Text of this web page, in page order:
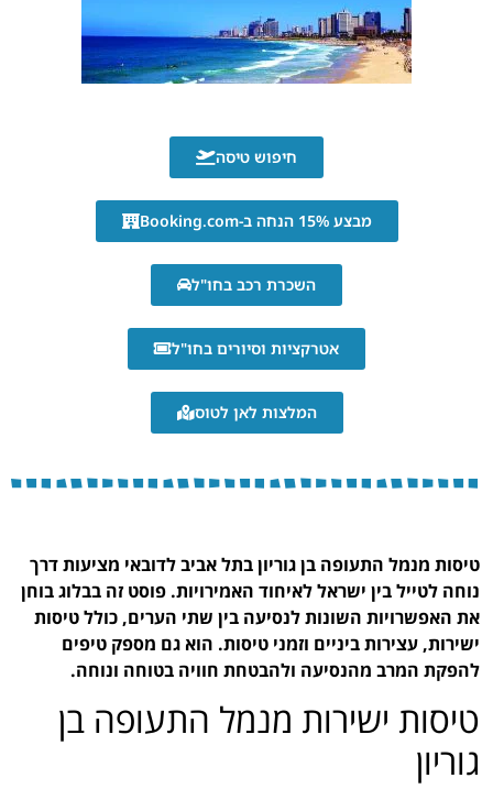
חיפוש טיסה
מבצע 15% הנחה ב-Booking.com
השכרת רכב בחו"ל
אטרקציות וסיורים בחו"ל
המלצות לאן לטוס
טיסות מנמל התעופה בן גוריון בתל אביב לדובאי מציעות דרך
נוחה לטייל בין ישראל לאיחוד האמירויות. פוסט זה בבלוג בוחן
את האפשרויות השונות לנסיעה בין שתי הערים, כולל טיסות
ישירות, עצירות ביניים וזמני טיסות. הוא גם מספק טיפים
להפקת המרב מהנסיעה ולהבטחת חוויה בטוחה ונוחה.
טיסות ישירות מנמל התעופה בן
גוריון